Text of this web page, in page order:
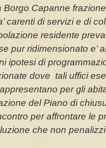
Capanne
carenti di servizi e di
residente
pur ridimensionato e’
ipotesi di
dove tali uffici
per gli
del Piano di
per affrontare le
che non